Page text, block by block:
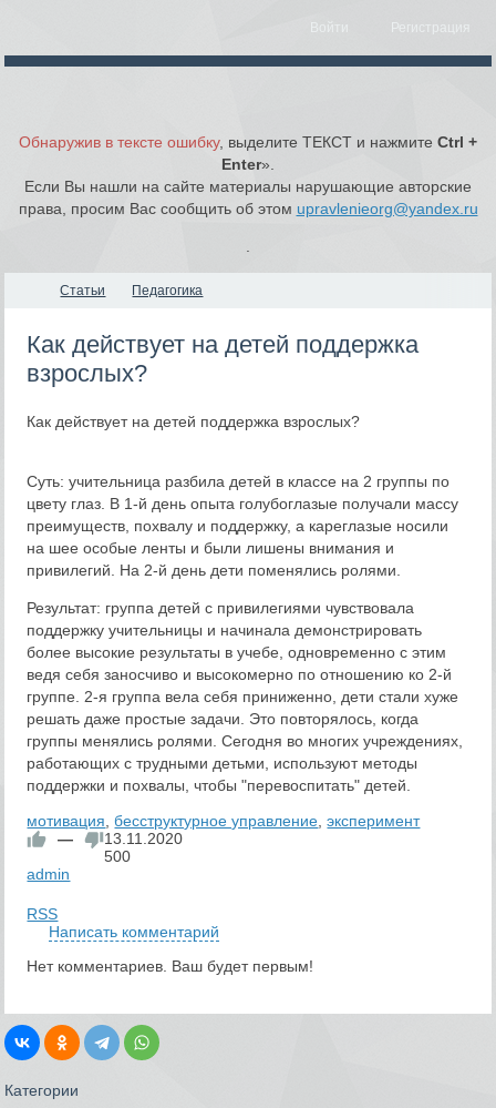
Войти Регистрация
Обнаружив в тексте ошибку, выделите ТЕКСТ и нажмите Ctrl +
Enter».
Если Вы нашли на сайте материалы нарушающие авторские
права, просим Вас сообщить об этом upravlenieorg@yandex.ru
Статьи ​Педагогика
Как действует на детей поддержка
взрослых?
Как действует на детей поддержка взрослых?
Суть: учительница разбила детей в классе на 2 группы по
цвету глаз. В 1-й день опыта голубоглазые получали массу
преимуществ, похвалу и поддержку, а кареглазые носили
на шее особые ленты и были лишены внимания и
привилегий. На 2-й день дети поменялись ролями.
Результат: группа детей с привилегиями чувствовала
поддержку учительницы и начинала демонстрировать
более высокие результаты в учебе, одновременно с этим
ведя себя заносчиво и высокомерно по отношению ко 2-й
группе. 2-я группа вела себя приниженно, дети стали хуже
решать даже простые задачи. Это повторялось, когда
группы менялись ролями. Сегодня во многих учреждениях,
работающих с трудными детьми, используют методы
поддержки и похвалы, чтобы "перевоспитать" детей.
мотивация ,бесструктурное управление ,эксперимент
—
13.11.2020
500
admin
RSS
Написать комментарий
Нет комментариев. Ваш будет первым!
Категории